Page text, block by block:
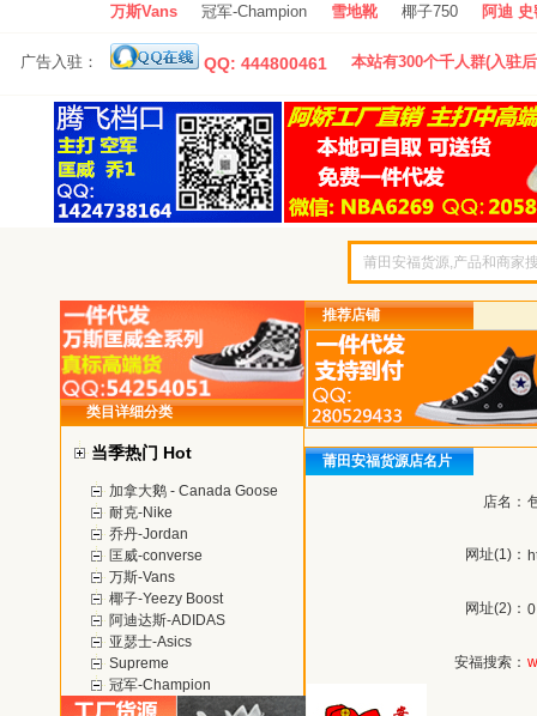
万斯Vans 冠军-Champion 雪地靴 椰子750 阿迪
广告入驻： QQ: 444800461 本站有300个千人群(入驻
类目详细分类
当季热门 Hot
加拿大鹅 - Canada Goose
耐克-Nike
乔丹-Jordan
匡威-converse
万斯-Vans
椰子-Yeezy Boost
阿迪达斯-ADIDAS
亚瑟士-Asics
Supreme
冠军-Champion
推荐店铺
莆田安福货源店名片
店名：
网址(1)：
网址(2)： 0
安福搜索：